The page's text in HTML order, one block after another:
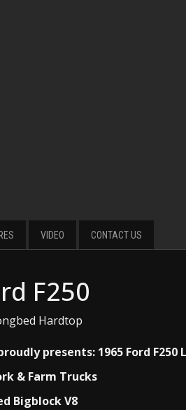
VIDEO CONTACT US
F250
Hardtop
presents: 1965 Ford F250
& Farm Trucks
Bigblock V8